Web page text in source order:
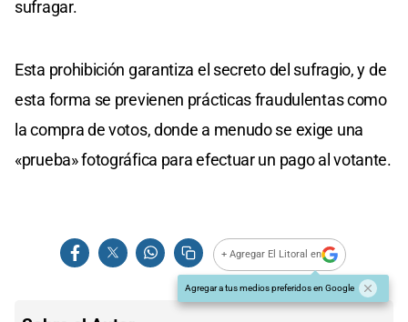
sufragar.
Esta prohibición garantiza el secreto del sufragio, y de
esta forma se previenen prácticas fraudulentas como
la compra de votos, donde a menudo se exige una
«prueba» fotográfica para efectuar un pago al votante.
+ Agregar El Litoral en
Agregar a tus medios preferidos en Google